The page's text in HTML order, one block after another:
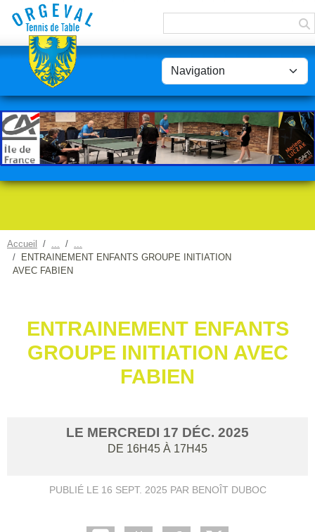
Accueil
ENTRAINEMENT ENFANTS GROUPE INITIATION
AVEC FABIEN
ENTRAINEMENT ENFANTS
GROUPE INITIATION AVEC
FABIEN
LE MERCREDI 17 DÉC. 2025
DE 16H45 À 17H45
PUBLIÉ LE 16 SEPT. 2025 PAR BENOÎT DUBOC
Panneau de gestion des cookies